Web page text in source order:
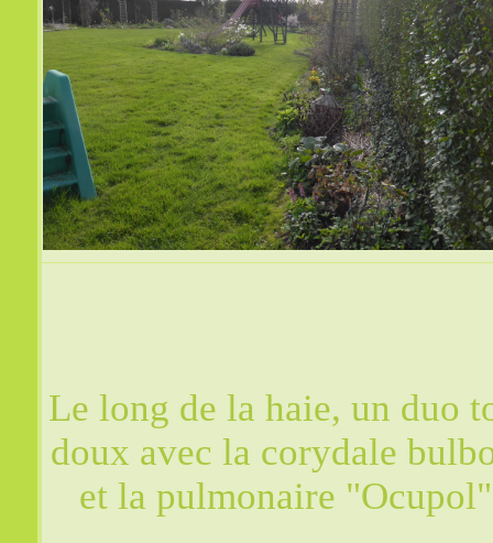
Le long de la haie, un duo
doux avec la corydale
et la pulmonaire